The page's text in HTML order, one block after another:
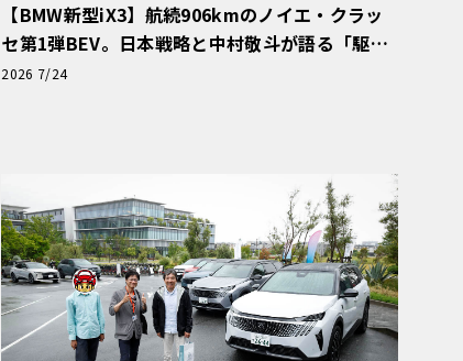
【BMW新型iX3】航続906kmのノイエ・クラッ
セ第1弾BEV。日本戦略と中村敬斗が語る「駆け
ぬける歓び」
2026 7/24